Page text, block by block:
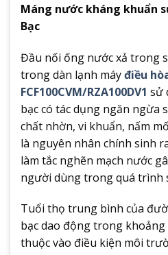
Máng nước kháng khuẩn
Bạc
Đầu nối ống nước xả trong
trong dàn lạnh máyđiều
FCF100CVM/RZA100DV1 sử
bạc có tác dụng ngăn ngừa
chất nhờn, vi khuẩn, nấm
là nguyên nhân chính sinh
làm tắc nghẽn mạch nước
người dùng trong quá trình
Tuổi thọ trung bình của
bạc dao động trong
thuộc vào điều kiện môi